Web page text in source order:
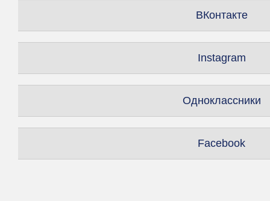
ВКонтакте
Instagram
Одноклассники
Facebook